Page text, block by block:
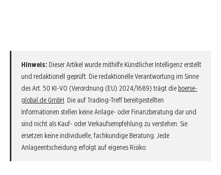
Hinweis: Dieser Artikel wurde mithilfe Künstlicher Intelligenz erstellt
und redaktionell geprüft. Die redaktionelle Verantwortung im Sinne
des Art. 50 KI-VO (Verordnung (EU) 2024/1689) trägt die boerse-
global.de GmbH. Die auf Trading-Treff bereitgestellten
Informationen stellen keine Anlage- oder Finanzberatung dar und
sind nicht als Kauf- oder Verkaufsempfehlung zu verstehen. Sie
ersetzen keine individuelle, fachkundige Beratung. Jede
Anlageentscheidung erfolgt auf eigenes Risiko.